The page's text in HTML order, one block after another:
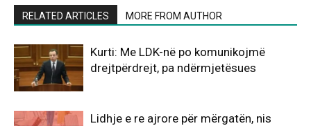
RELATED ARTICLES MORE FROM AUTHOR
Kurti: Me LDK-në po komunikojmë
drejtpërdrejt, pa ndërmjetësues
Lidhje e re ajrore për mërgatën, nis